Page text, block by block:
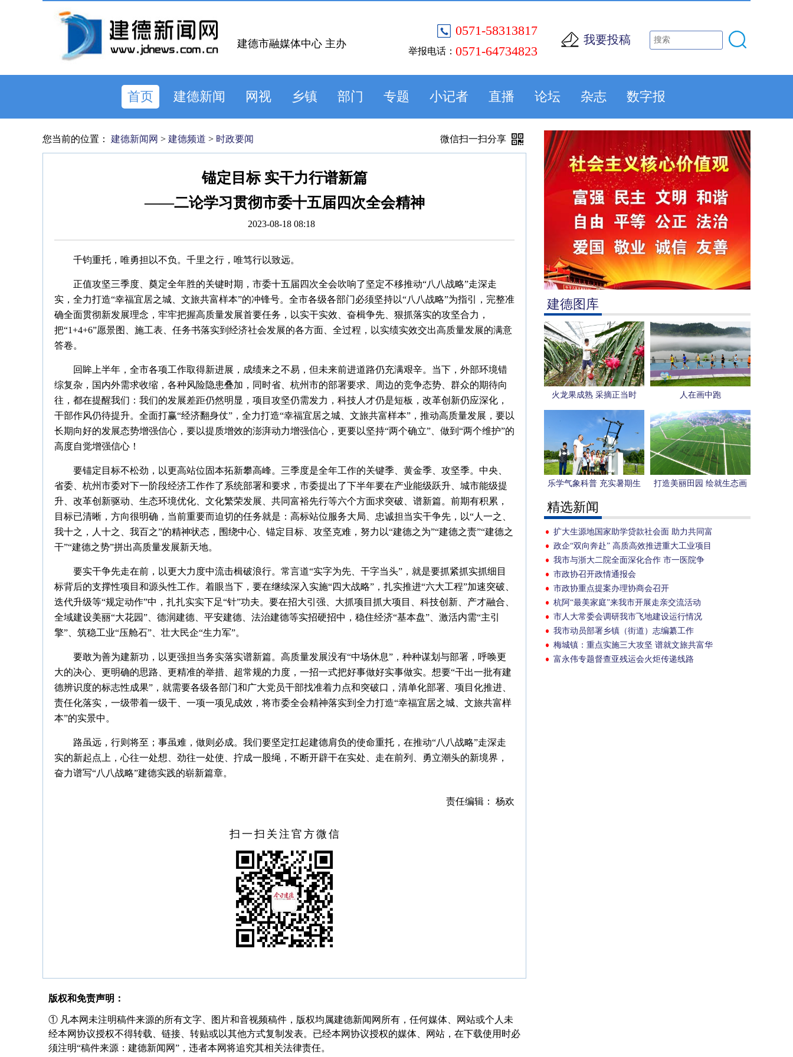
0571-58313817
举报电话： 0571-64734823
我要投稿
建德市融媒体中心 主办
首页 建德新闻 网视 乡镇 部门 专题 小记者 直播 论坛 杂志 数字报
建德图库
火龙果成熟 采摘正当时 人在画中跑
乐学气象科普 充实暑期生
活
打造美丽田园 绘就生态画
精选新闻
扩大生源地国家助学贷款社会面 助力共同富
裕
政企“双向奔赴” 高质高效推进重大工业项目
建设
我市与浙大二院全面深化合作 市一医院争
创“三甲”医院
市政协召开政情通报会
市政协重点提案办理协商会召开
杭阿“最美家庭”来我市开展走亲交流活动
市人大常委会调研我市飞地建设运行情况
我市动员部署乡镇（街道）志编纂工作
梅城镇：重点实施三大攻坚 谱就文旅共富华
章
富永伟专题督查亚残运会火炬传递线路
您当前的位置： 建德新闻网 > 建德频道 > 时政要闻 微信扫一扫分享
锚定目标 实干力行谱新篇
——二论学习贯彻市委十五届四次全会精神
2023-08-18 08:18
千钧重托，唯勇担以不负。千里之行，唯笃行以致远。
正值攻坚三季度、奠定全年胜的关键时期，市委十五届四次全会吹响了坚定不移推动“八八战略”走深走
实，全力打造“幸福宜居之城、文旅共富样本”的冲锋号。全市各级各部门必须坚持以“八八战略”为指引，完整准
确全面贯彻新发展理念，牢牢把握高质量发展首要任务，以实干实效、奋楫争先、狠抓落实的攻坚合力，
把“1+4+6”愿景图、施工表、任务书落实到经济社会发展的各方面、全过程，以实绩实效交出高质量发展的满意
答卷。
回眸上半年，全市各项工作取得新进展，成绩来之不易，但未来前进道路仍充满艰辛。当下，外部环境错
综复杂，国内外需求收缩，各种风险隐患叠加，同时省、杭州市的部署要求、周边的竞争态势、群众的期待向
往，都在提醒我们：我们的发展差距仍然明显，项目攻坚仍需发力，科技人才仍是短板，改革创新仍应深化，
干部作风仍待提升。全面打赢“经济翻身仗”，全力打造“幸福宜居之城、文旅共富样本”，推动高质量发展，要以
长期向好的发展态势增强信心，要以提质增效的澎湃动力增强信心，更要以坚持“两个确立”、做到“两个维护”的
高度自觉增强信心！
要锚定目标不松劲，以更高站位固本拓新攀高峰。三季度是全年工作的关键季、黄金季、攻坚季。中央、
省委、杭州市委对下一阶段经济工作作了系统部署和要求，市委提出了下半年要在产业能级跃升、城市能级提
升、改革创新驱动、生态环境优化、文化繁荣发展、共同富裕先行等六个方面求突破、谱新篇。前期有积累，
目标已清晰，方向很明确，当前重要而迫切的任务就是：高标站位服务大局、忠诚担当实干争先，以“人一之、
我十之，人十之、我百之”的精神状态，围绕中心、锚定目标、攻坚克难，努力以“建德之为”“建德之责”“建德之
干”“建德之势”拼出高质量发展新天地。
要实干争先走在前，以更大力度中流击楫破浪行。常言道“实字为先、干字当头”，就是要抓紧抓实抓细目
标背后的支撑性项目和源头性工作。着眼当下，要在继续深入实施“四大战略”，扎实推进“六大工程”加速突破、
迭代升级等“规定动作”中，扎扎实实下足“针”功夫。要在招大引强、大抓项目抓大项目、科技创新、产才融合、
全域建设美丽“大花园”、德润建德、平安建德、法治建德等实招硬招中，稳住经济“基本盘”、激活内需“主引
擎”、筑稳工业“压舱石”、壮大民企“生力军”。
要敢为善为建新功，以更强担当务实落实谱新篇。高质量发展没有“中场休息”，种种谋划与部署，呼唤更
大的决心、更明确的思路、更精准的举措、超常规的力度，一招一式把好事做好实事做实。想要“干出一批有建
德辨识度的标志性成果”，就需要各级各部门和广大党员干部找准着力点和突破口，清单化部署、项目化推进、
责任化落实，一级带着一级干、一项一项见成效，将市委全会精神落实到全力打造“幸福宜居之城、文旅共富样
本”的实景中。
路虽远，行则将至；事虽难，做则必成。我们要坚定扛起建德肩负的使命重托，在推动“八八战略”走深走
实的新起点上，心往一处想、劲往一处使、拧成一股绳，不断开辟干在实处、走在前列、勇立潮头的新境界，
奋力谱写“八八战略”建德实践的崭新篇章。
责任编辑： 杨欢
扫一扫关注官方微信
版权和免责声明：
① 凡本网未注明稿件来源的所有文字、图片和音视频稿件，版权均属建德新闻网所有，任何媒体、网站或个人未
经本网协议授权不得转载、链接、转贴或以其他方式复制发表。已经本网协议授权的媒体、网站，在下载使用时必
须注明“稿件来源：建德新闻网”，违者本网将追究其相关法律责任。